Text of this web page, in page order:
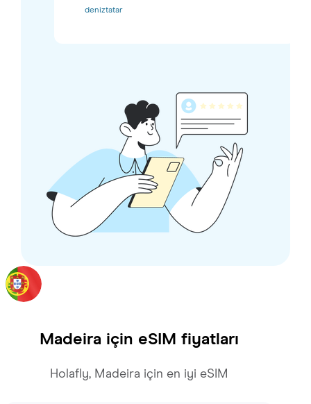
deniztatar
Madeira için eSIM fiyatları
Holafly, Madeira için en iyi eSIM